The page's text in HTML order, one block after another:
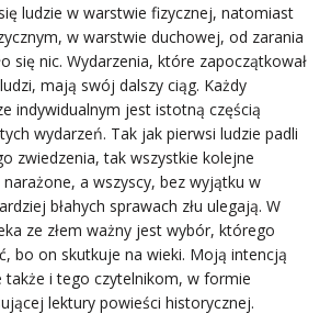
ludzie w warstwie fizycznej, natomiast
w warstwie duchowej, od zarania
się nic. Wydarzenia, które zapoczątkował
mają swój dalszy ciąg. Każdy
indywidualnym jest istotną częścią
wydarzeń. Tak jak pierwsi ludzie padli
zwiedzenia, tak wszystkie kolejne
a wszyscy, bez wyjątku w
błahych sprawach złu ulegają. W
ze złem ważny jest wybór, którego
bo on skutkuje na wieki. Moją intencją
także i tego czytelnikom, w formie
lektury powieści historycznej.